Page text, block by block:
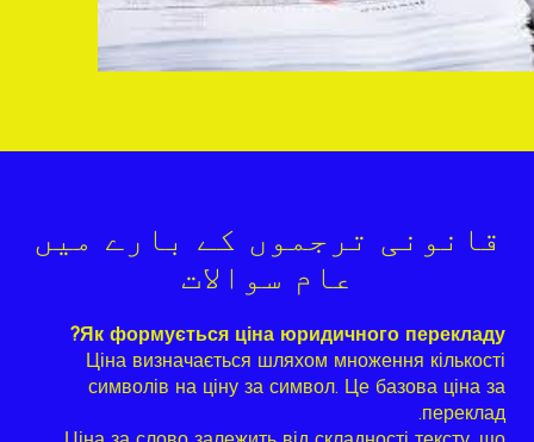
قانونی ترجموں کے بارے میں
عام سوالات
Як формується ціна юридичного перекладу?
Ціна визначається шляхом множення кількості
символів на ціну за символ. Це базова ціна за
переклад.